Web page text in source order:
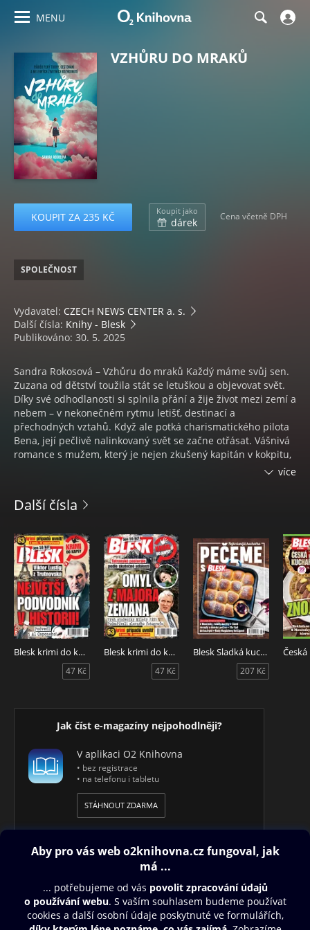
MENU
VZHŮRU DO MRAKŮ
KOUPIT ZA 235 KČ Koupit jako
dárek Cena včetně DPH
SPOLEČNOST
Vydavatel: CZECH NEWS CENTER a. s.
Další čísla: Knihy - Blesk
Publikováno: 30. 5. 2025
Sandra Rokosová – Vzhůru do mraků Každý máme svůj sen.
Zuzana od dětství toužila stát se letuškou a objevovat svět.
Díky své odhodlanosti si splnila přání a žije život mezi zemí a
nebem – v nekonečném rytmu letišť, destinací a
přechodných vztahů. Když ale potká charismatického pilota
Bena, její pečlivě nalinkovaný svět se začne otřásat. Vášnivá
romance s mužem, který je nejen zkušený kapitán v kokpitu,
za svými sny, když s sebou nesou nečekané oběti? Vzhůru do
rozhodnutí. Pro všechny, kdo milují romance, letecké
prostředí a silné hrdinky, které se nebojí vzlétnout – ani když
nevidí, kde přistanou.
více
Další čísla
Blesk krimi do kapsy č.6/2026
47 Kč
Blesk krimi do kapsy č.5/2026
47 Kč
Blesk Sladká kuchařka
207 Kč
Jak číst e-magazíny nejpohodlněji?
V aplikaci O2 Knihovna
• bez registrace
• na telefonu i tabletu
STÁHNOUT ZDARMA
Obsah ke stažení
Moje O2 Knihovna